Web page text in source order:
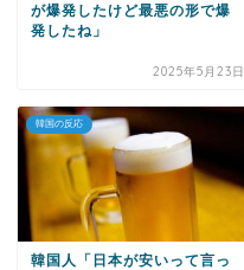
が爆発したけど最悪の形で爆
発したね」
2025年5月23日
韓国の反応
韓国人「日本が安いって言っ